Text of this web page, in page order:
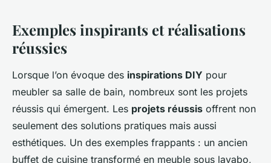
Exemples inspirants et réalisations
réussies
Lorsque l’on évoque des inspirations DIY pour
meubler sa salle de bain, nombreux sont les projets
réussis qui émergent. Les projets réussis offrent non
seulement des solutions pratiques mais aussi
esthétiques. Un des exemples frappants : un ancien
buffet de cuisine transformé en meuble sous lavabo,